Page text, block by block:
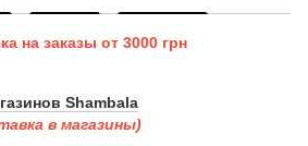
на заказы от 3000 грн
Shambala
в магазины)